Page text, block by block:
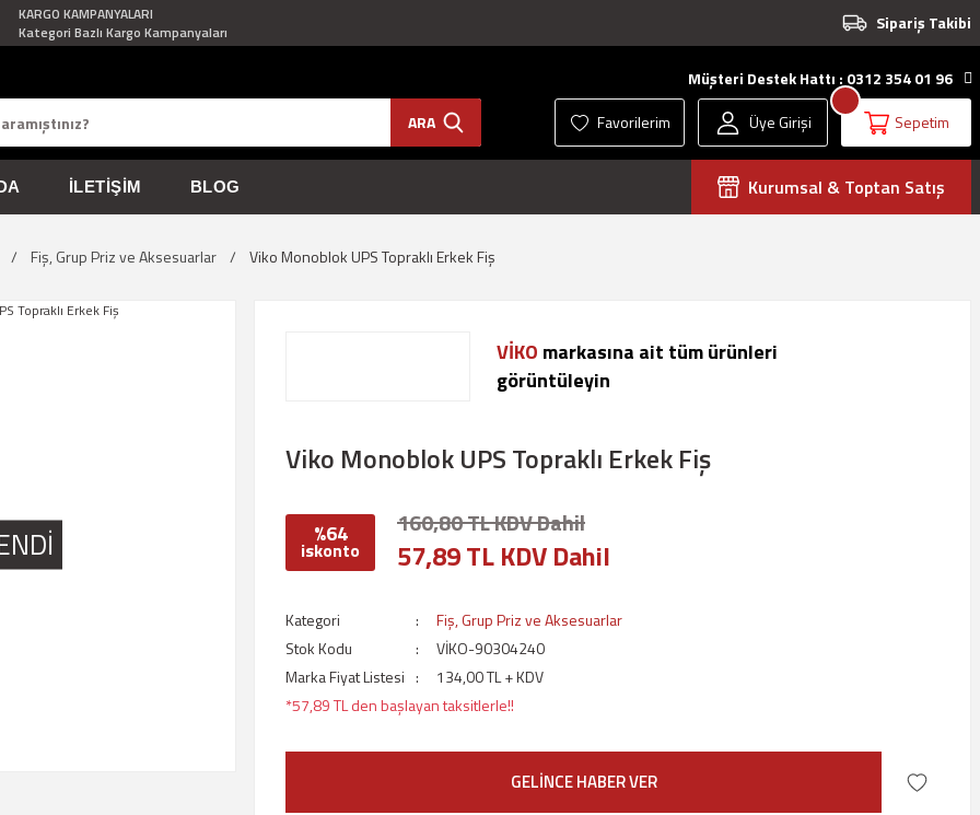
KARGO KAMPANYALARI
Kategori Bazlı Kargo Kampanyaları
Sipariş Takibi
Müşteri Destek Hattı : 0312 354 01 96
ARA
Favorilerim Üye Girişi Sepetim
İLETIŞIM BLOG Kurumsal & Toptan Satış
Fiş, Grup Priz ve Aksesuarlar Viko Monoblok UPS Topraklı Erkek Fiş
VİKO markasına ait tüm ürünleri
görüntüleyin
Viko Monoblok UPS Topraklı Erkek Fiş
%64
iskonto
160,80 TL KDV Dahil
57,89 TL KDV Dahil
Kategori
Fiş, Grup Priz ve Aksesuarlar
Stok Kodu
VİKO-90304240
Marka Fiyat Listesi
134,00 TL + KDV
*57,89 TL den başlayan taksitlerle!!
GELİNCE HABER VER